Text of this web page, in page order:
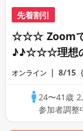
先着割引
☆☆☆ Zoomで
♪♪☆☆☆理想の
素敵な恋人見
行あり♪♪
オンライン 8/15（
24〜41歳
参加者調整